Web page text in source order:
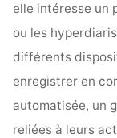
elle intéresse un
ou les
différents
enregistrer en
automatisée, un
reliées à leurs